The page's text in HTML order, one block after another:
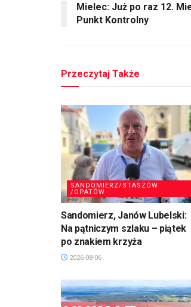
Mielec: Już po raz 12.
Punkt Kontrolny
Przeczytaj Także
SANDOMIERZ/STASZÓW
/OPATÓW
Sandomierz, Janów Lubelski:
Na pątniczym szlaku – piątek
po znakiem krzyża
2026-08-06